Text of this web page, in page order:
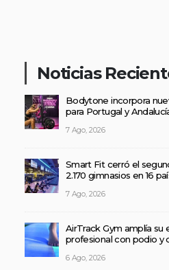
Noticias
Bodytone incorpora
para Portugal y
7 Ago, 2026
Smart Fit cerró el
2.170 gimnasios en 16
7 Ago, 2026
AirTrack Gym amplía su
profesional con podio y
6 Ago, 2026